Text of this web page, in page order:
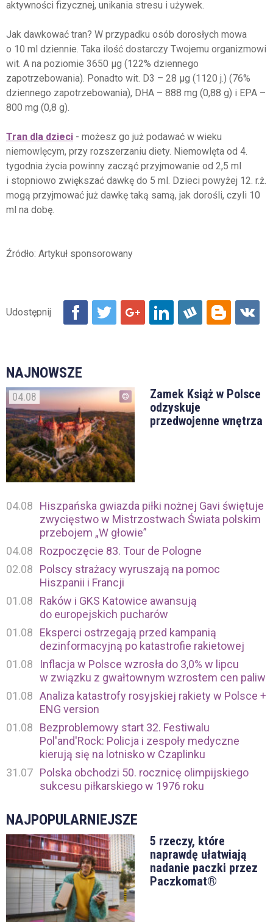
aktywności fizycznej, unikania stresu i używek.
Jak dawkować tran? W przypadku osób dorosłych mowa
o 10 ml dziennie. Taka ilość dostarczy Twojemu organizmowi
wit. A na poziomie 3650 μg (122% dziennego
zapotrzebowania). Ponadto wit. D3 – 28 μg (1120 j.) (76%
dziennego zapotrzebowania), DHA – 888 mg (0,88 g) i EPA –
800 mg (0,8 g).
Tran dla dzieci - możesz go już podawać w wieku
niemowlęcym, przy rozszerzaniu diety. Niemowlęta od 4.
tygodnia życia powinny zacząć przyjmowanie od 2,5 ml
i stopniowo zwiększać dawkę do 5 ml. Dzieci powyżej 12. r.ż.
mogą przyjmować już dawkę taką samą, jak dorośli, czyli 10
ml na dobę.
Źródło: Artykuł sponsorowany
NAJNOWSZE
04.08
Zamek Książ w Polsce
odzyskuje
przedwojenne wnętrza
04.08
Hiszpańska gwiazda piłki nożnej Gavi świętuje
zwycięstwo w Mistrzostwach Świata polskim
przebojem „W głowie”
04.08
Rozpoczęcie 83. Tour de Pologne
02.08
Polscy strażacy wyruszają na pomoc
Hiszpanii i Francji
01.08
Raków i GKS Katowice awansują
do europejskich pucharów
01.08
Eksperci ostrzegają przed kampanią
dezinformacyjną po katastrofie rakietowej
01.08
Inflacja w Polsce wzrosła do 3,0% w lipcu
w związku z gwałtownym wzrostem cen paliw
01.08 Analiza katastrofy rosyjskiej rakiety w Polsce +
ENG version
01.08
Bezproblemowy start 32. Festiwalu
Pol'and'Rock: Policja i zespoły medyczne
kierują się na lotnisko w Czaplinku
31.07 Polska obchodzi 50. rocznicę olimpijskiego
sukcesu piłkarskiego w 1976 roku
NAJPOPULARNIEJSZE
5 rzeczy, które
naprawdę ułatwiają
nadanie paczki przez
Paczkomat®